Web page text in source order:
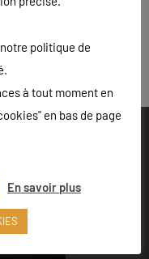
- Rue Louis Lepître,
LANGRES
politique de
à tout moment en
en bas de page
En savoir plus